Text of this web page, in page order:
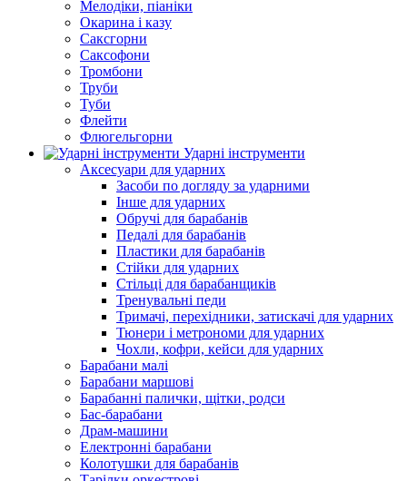
Мелодіки, піаніки
Окарина і казу
Саксгорни
Саксофони
Тромбони
Труби
Туби
Флейти
Флюгельгорни
Ударні інструменти
Аксесуари для ударних
Засоби по догляду за ударними
Інше для ударних
Обручі для барабанів
Педалі для барабанів
Пластики для барабанів
Стійки для ударних
Стільці для барабанщиків
Тренувальні педи
Тримачі, перехідники, затискачі для ударних
Тюнери і метрономи для ударних
Чохли, кофри, кейси для ударних
Барабани малі
Барабани маршові
Барабанні палички, щітки, родси
Бас-барабани
Драм-машини
Електронні барабани
Колотушки для барабанів